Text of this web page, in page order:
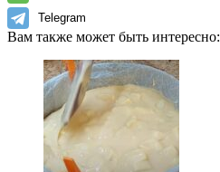
Telegram
Вам также может быть интересно: